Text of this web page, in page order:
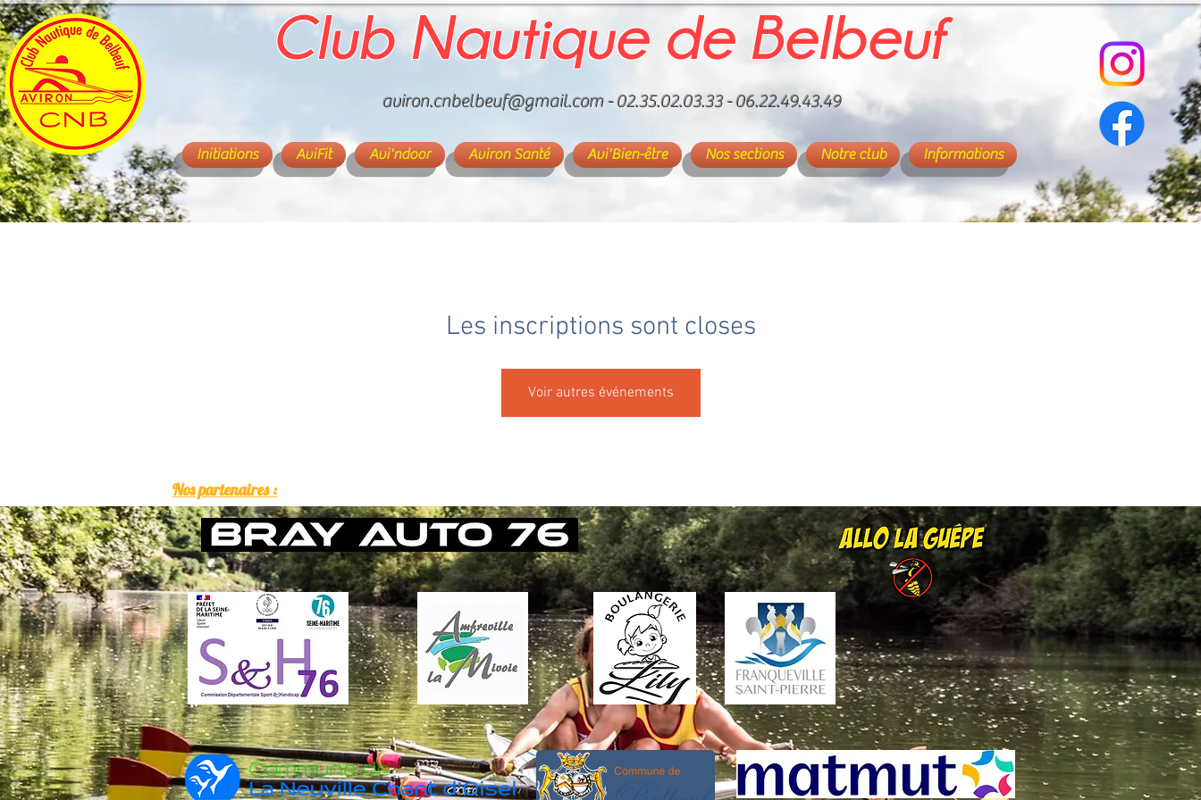
Club Nautique de Belbeuf
aviron.cnbelbeuf@gmail.com- 02.35.02.03.33 - 06.22.49.43.49
Initiations AviFit Avi'ndoor Aviron Santé Avi'Bien-être Nos sections Notre club Informations
Les inscriptions sont closes
Voir autres événements
Nos partenaires :